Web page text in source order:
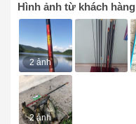
Hình ảnh từ khách hàng
2 ảnh
2 ảnh